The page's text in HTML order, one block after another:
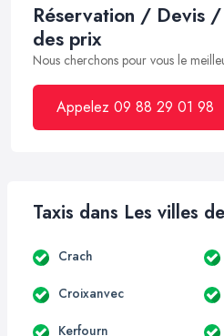
Réservation / Devis
des prix
Nous cherchons pour vous le
Appelez 09 88 29 01 98
Taxis dans Les villes
Crach
Croixanvec
Kerfourn